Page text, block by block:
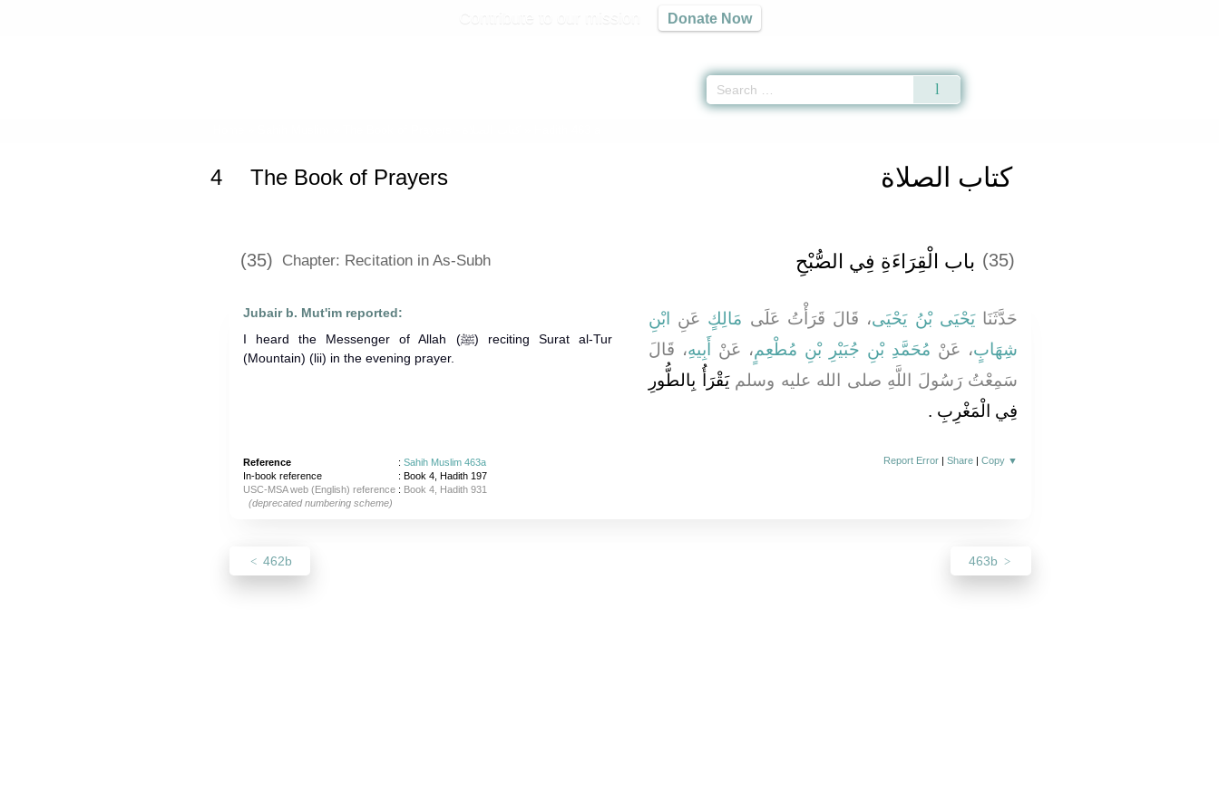
Donate Now
كتاب الصلاة 4 The Book of Prayers
(35) Chapter: Recitation in As-Subh (35) باب الْقِرَاءَةِ فِي الصُّبْحِ ‏
Jubair b. Mut'im reported:
I heard the Messenger of Allah (ﷺ) reciting Surat al-Tur
(Mountain) (lii) in the evening prayer.
حَدَّثَنَايَحْيَى بْنُ يَحْيَى، قَالَ قَرَأْتُ عَلَى مَالِكٍ عَنِ
ابْنِ
شِهَابٍ، عَنْ مُحَمَّدِ بْنِ جُبَيْرِ بْنِ مُطْعِمٍ، عَنْ أَبِيهِ، قَالَ
سَمِعْتُ رَسُولَ اللَّهِ صلى الله عليه وسلميَقْرَأُ بِالطُّورِ
فِي الْمَغْرِبِ ‏.‏
Reference : Sahih Muslim 463a
In-book reference
: Book 4, Hadith 197
USC-MSA web (English) reference: Book 4, Hadith 931
(deprecated numbering scheme)
Report Error |Share |Copy ▼
462b 463b